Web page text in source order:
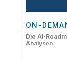
ON-
Die AI-
Analysen